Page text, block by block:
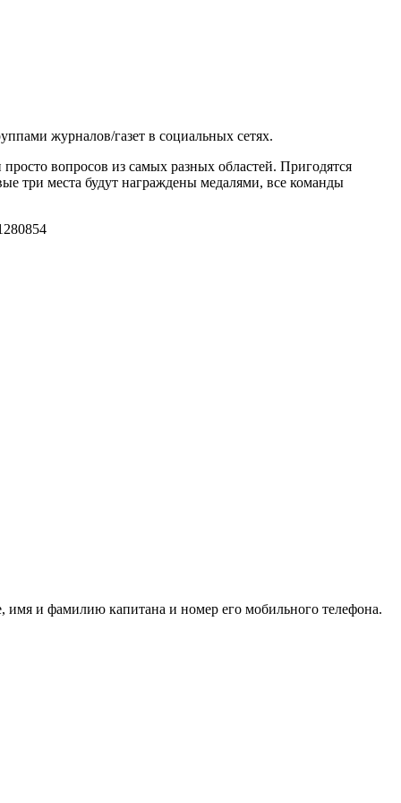
журналов/газет в социальных сетях.
вопросов из самых разных областей. Пригодятся
три места будут награждены медалями, все команды
854
имя и фамилию капитана и номер его мобильного телефона.